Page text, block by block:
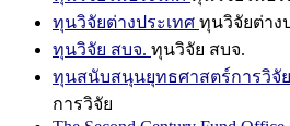
ทุนวิจัยต่างประเทศ ทุนวิจัยต่าง
ทุนวิจัย สบจ. ทุนวิจัย สบจ.
ทุนสนับสนุนยุทธศาสตร์การวิจัย
การวิจัย